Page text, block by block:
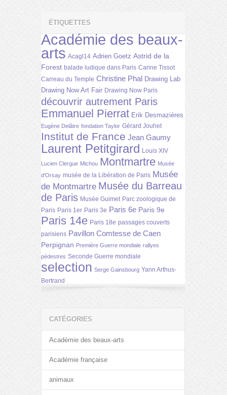
ÉTIQUETTES
Académie des beaux-
arts Acagl14 Adrien Goetz Astrid de la
Forest balade ludique dans Paris Carine Tissot
Carreau du Temple Christine Phal Drawing Lab
Drawing Now Art Fair Drawing Now Paris
découvrir autrement Paris
Emmanuel Pierrat Erik Desmazières
Eugène Delâtre fondation Taylor Gérard Jouhet
Institut de France Jean Gaumy
Laurent Petitgirard Louis XIV
Lucien Clergue Michou Montmartre Musée
d'Orsay musée de la Libération de Paris Musée
de Montmartre Musée du Barreau
de Paris Musée Guimet Parc zoologique de
Paris Paris 1er Paris 3e Paris 6e Paris 9e
Paris 14e Paris 18e passages couverts
parisiens Pavillon Comtesse de Caen
Perpignan Première Guerre mondiale rallyes
pédestres Seconde Guerre mondiale
selection Serge Gainsbourg Yann Arthus-
Bertrand
CATÉGORIES
Académie des beaux-arts
Académie française
animaux